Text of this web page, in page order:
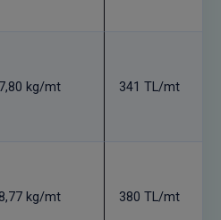
7,80 kg/mt 341 TL/mt
kg/mt 380 TL/mt